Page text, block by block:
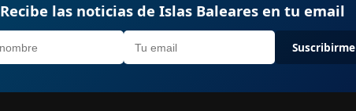
Recibe las noticias de Islas Baleares en tu email
Suscribirme